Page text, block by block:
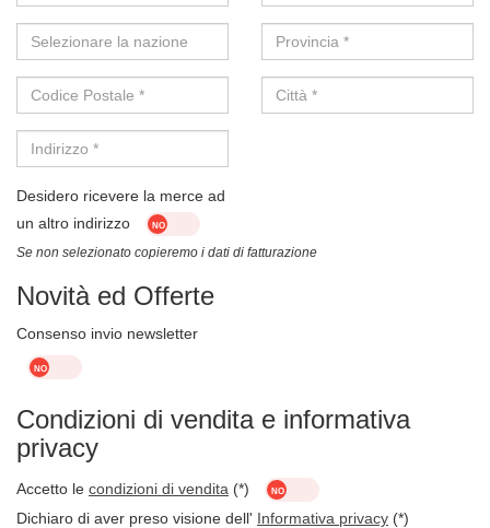
Selezionare la nazione Provincia *
Codice Postale * Città *
Indirizzo *
Desidero ricevere la merce ad
un altro indirizzo
Se non selezionato copieremo i dati di fatturazione
Novità ed Offerte
Consenso invio newsletter
Condizioni di vendita e informativa
privacy
Accetto le condizioni di vendita (*)
Dichiaro di aver preso visione dell' Informativa privacy (*)